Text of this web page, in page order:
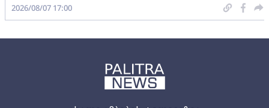
2026/08/07 17:00